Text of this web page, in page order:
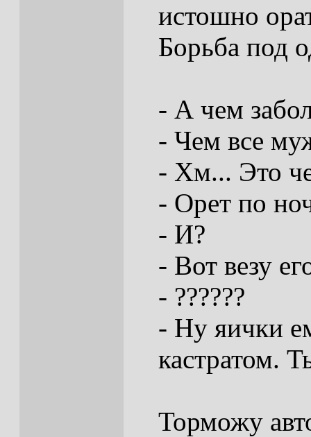
истошно
Борьба под
- А чем
- Чем все
- Хм... Это
- Орет по
- И?
- Вот везу
- ??????
- Ну яички
кастратом.
Торможу